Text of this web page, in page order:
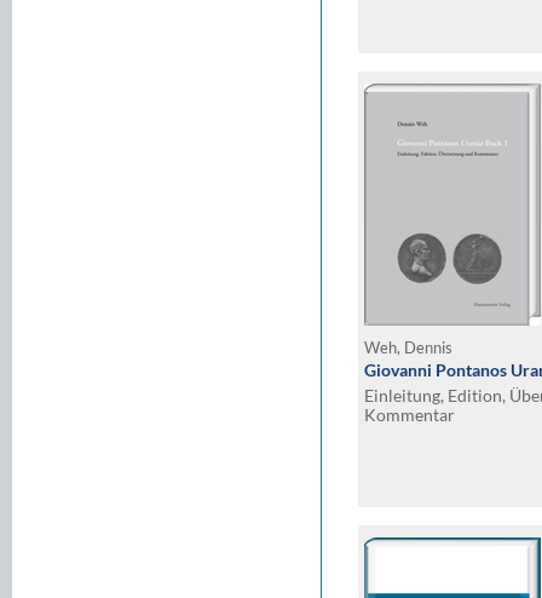
Weh, Dennis
Giovanni Pontanos
Einleitung, Edition,
Kommentar